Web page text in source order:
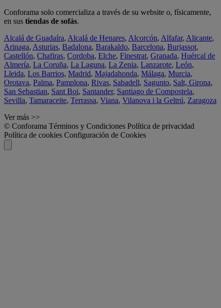
Conforama solo comercializa a través de su website o, físicamente,
en sus tiendas de sofás.
Alcalá de Guadaíra, Alcalá de Henares, Alcorcón, Alfafar, Alicante,
Arinaga, Asturias, Badalona, Barakaldo, Barcelona, Burjassot,
Castellón, Chafiras, Cordoba, Elche, Finestrat, Granada, Huércal de
Almería, La Coruña, La Laguna, La Zenia, Lanzarote, León,
Lleida, Los Barrios, Madrid, Majadahonda, Málaga, Murcia,
Orotava, Palma, Pamplona, Rivas, Sabadell, Sagunto, Salt, Girona,
San Sebastian, Sant Boi, Santander, Santiago de Compostela,
Sevilla, Tamaraceite, Terrassa, Viana, Vilanova i la Geltrú, Zaragoza
Ver más >>
© Conforama Términos y Condiciones Política de privacidad
Política de cookies Configuración de Cookies